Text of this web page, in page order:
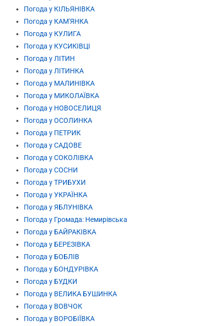
Погода у КІЛЬЯНІВКА
Погода у КАМ'ЯНКА
Погода у КУЛИГА
Погода у КУСИКІВЦІ
Погода у ЛІТИН
Погода у ЛІТИНКА
Погода у МАЛИНІВКА
Погода у МИКОЛАЇВКА
Погода у НОВОСЕЛИЦЯ
Погода у ОСОЛИНКА
Погода у ПЕТРИК
Погода у САДОВЕ
Погода у СОКОЛІВКА
Погода у СОСНИ
Погода у ТРИБУХИ
Погода у УКРАЇНКА
Погода у ЯБЛУНІВКА
Погода у Громада: Немирівська
Погода у БАЙРАКІВКА
Погода у БЕРЕЗІВКА
Погода у БОБЛІВ
Погода у БОНДУРІВКА
Погода у БУДКИ
Погода у ВЕЛИКА БУШИНКА
Погода у ВОВЧОК
Погода у ВОРОБІЇВКА